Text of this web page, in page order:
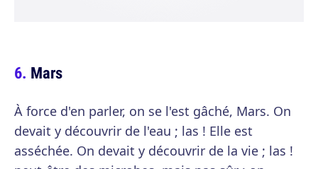
Mars
À force d'en parler, on se l'est gâché, Mars. On
devait y découvrir de l'eau ; las ! Elle est
asséchée. On devait y découvrir de la vie ; las !